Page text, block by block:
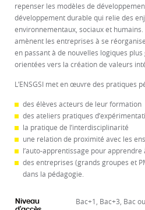
repenser les modèles de
développement durable qui relie des
environnementaux, sociaux et
amènent les entreprises à se
en passant à de nouvelles logiques
orientées vers la création de valeurs
L’ENSGSI met en œuvre des pratiques
des élèves acteurs de leur formation
des ateliers pratiques
la pratique de l’interdisciplinarité
une relation de proximité avec les
l’auto-apprentissage pour apprendre
des entreprises (grands groupes et
dans la pédagogie.
Niveau
Bac+1, Bac+3, Bac